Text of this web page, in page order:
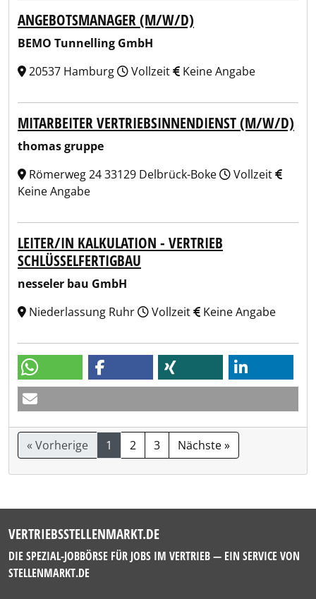
ANGEBOTSMANAGER (M/W/D)
BEMO Tunnelling GmbH
20537 Hamburg
Vollzeit Keine Angabe
MITARBEITER VERTRIEBSINNENDIENST (M/W/D)
thomas gruppe
Römerweg 24 33129 Delbrück-Boke
Vollzeit
Keine Angabe
LEITER/IN KALKULATION - VERTRIEB
SCHLÜSSELFERTIGBAU
nesseler bau GmbH
Niederlassung Ruhr
Vollzeit Keine Angabe
« Vorherige 1 2 3 Nächste »
VERTRIEBSSTELLENMARKT.DE
DIE SPEZIAL-JOBBÖRSE FÜR JOBS IM VERTRIEB — EIN SERVICE VON
STELLENMARKT.DE